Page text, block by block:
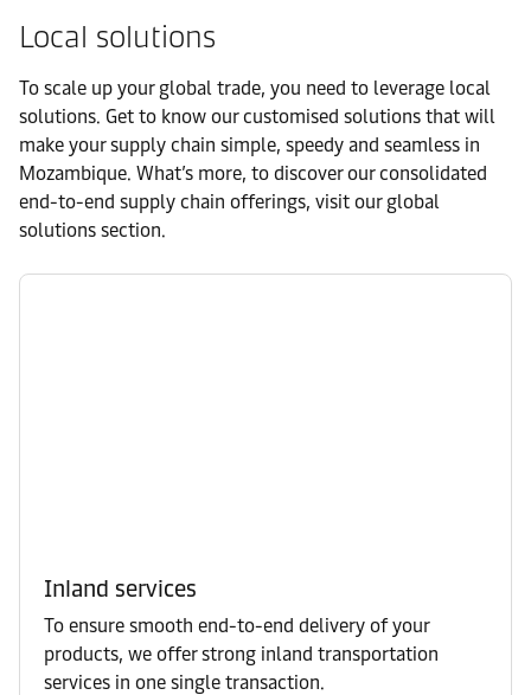
Local solutions
To scale up your global trade, you need to leverage local
solutions. Get to know our customised solutions that will
make your supply chain simple, speedy and seamless in
Mozambique. What’s more, to discover our consolidated
end-to-end supply chain offerings, visit our global
solutions section.
Inland services
To ensure smooth end-to-end delivery of your
products, we offer strong inland transportation
services in one single transaction.